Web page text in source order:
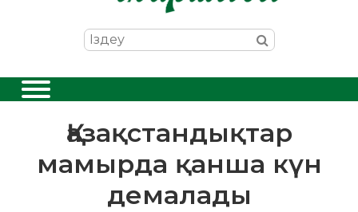
Қазақстандықтар
мамырда қанша күн
демалады